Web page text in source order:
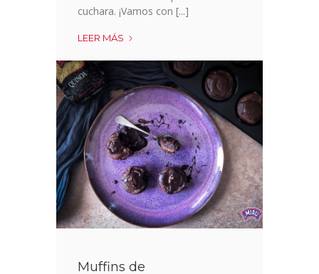
cuchara. ¡Vamos con [...]
LEER MÁS
TORRIJAS
EN
CAPAS
Muffins de